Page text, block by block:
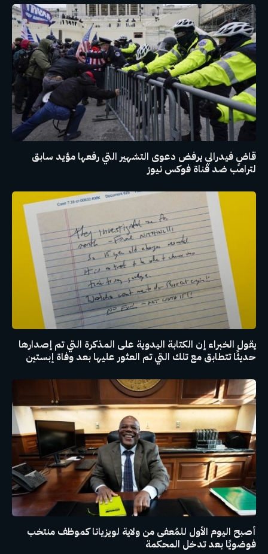
قاضٍ فيدرالي يرفض دعوى التشهير التي رفعها مؤيد سابق
لترامب ضد قناة فوكس نيوز
يقول الخبراء إن الكتابة اليدوية على المذكرة التي تم إصدارها
حديثًا تتطابق مع تلك التي تم العثور عليها بعد وفاة إبستين
أصبح اليوم الأول للمُعفى من ولاية لويزيانا كموظف منتخب
فوضويًا بعد تدخل المحكمة